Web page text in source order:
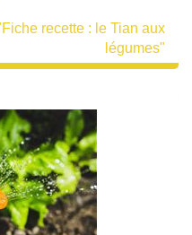
recette : le Tian aux
légumes"